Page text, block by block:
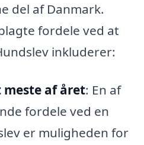
del af Danmark.
fordele ved at
inkluderer:
meste af året: En af
fordele ved en
er muligheden for